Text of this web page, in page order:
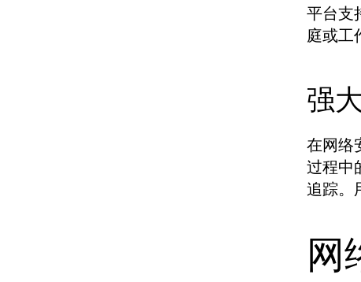
平台支
庭或工
强
在网络
过程中
追踪。
网